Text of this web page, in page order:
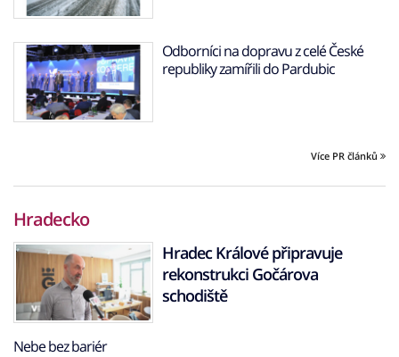
Odborníci na dopravu z celé České
republiky zamířili do Pardubic
Více PR článků
Hradecko
Hradec Králové připravuje
rekonstrukci Gočárova
schodiště
Nebe bez bariér